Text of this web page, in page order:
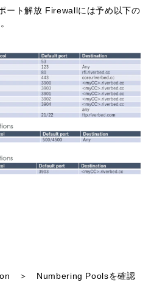
ート解放 Firewallには予め以下の
＞ Numbering Poolsを確認